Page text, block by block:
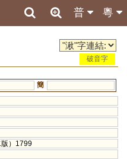
粵
普
破音字
簡
版）1799